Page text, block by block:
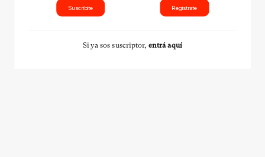
Suscribite Registrate
Si ya sos suscriptor, entrá aquí